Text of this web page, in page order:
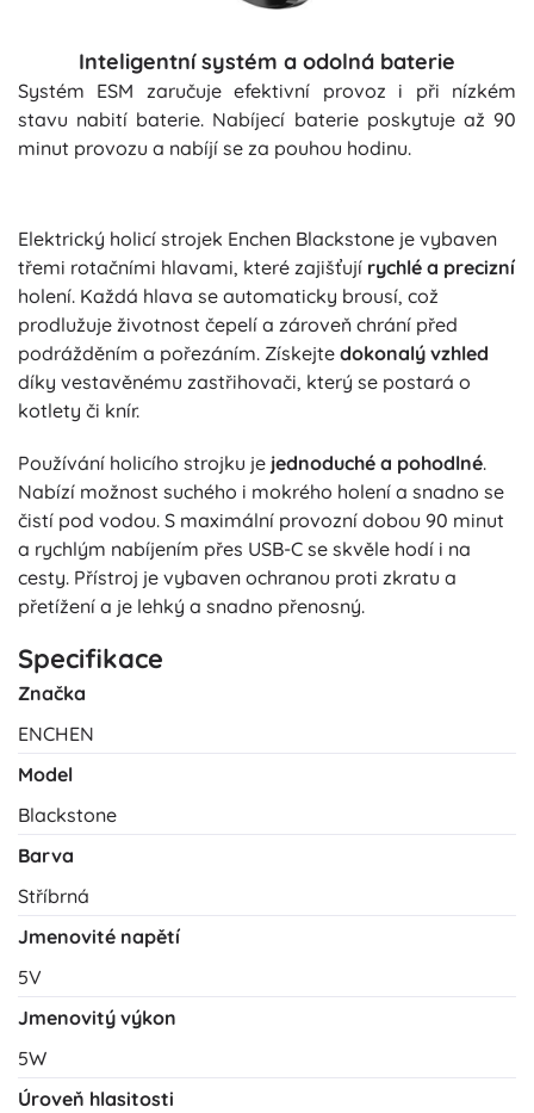
Inteligentní systém a odolná baterie
Systém ESM zaručuje efektivní provoz i při nízkém
stavu nabití baterie. Nabíjecí baterie poskytuje až 90
minut provozu a nabíjí se za pouhou hodinu.
Elektrický holicí strojek Enchen Blackstone je vybaven
třemi rotačními hlavami, které zajišťují rychlé a precizní
holení. Každá hlava se automaticky brousí, což
prodlužuje životnost čepelí a zároveň chrání před
podrážděním a pořezáním. Získejte dokonalý vzhled
díky vestavěnému zastřihovači, který se postará o
kotlety či knír.
Používání holicího strojku je jednoduché a pohodlné.
Nabízí možnost suchého i mokrého holení a snadno se
čistí pod vodou. S maximální provozní dobou 90 minut
a rychlým nabíjením přes USB-C se skvěle hodí i na
cesty. Přístroj je vybaven ochranou proti zkratu a
přetížení a je lehký a snadno přenosný.
Specifikace
Značka
ENCHEN
Model
Blackstone
Barva
Stříbrná
Jmenovité napětí
5V
Jmenovitý výkon
5W
Úroveň hlasitosti